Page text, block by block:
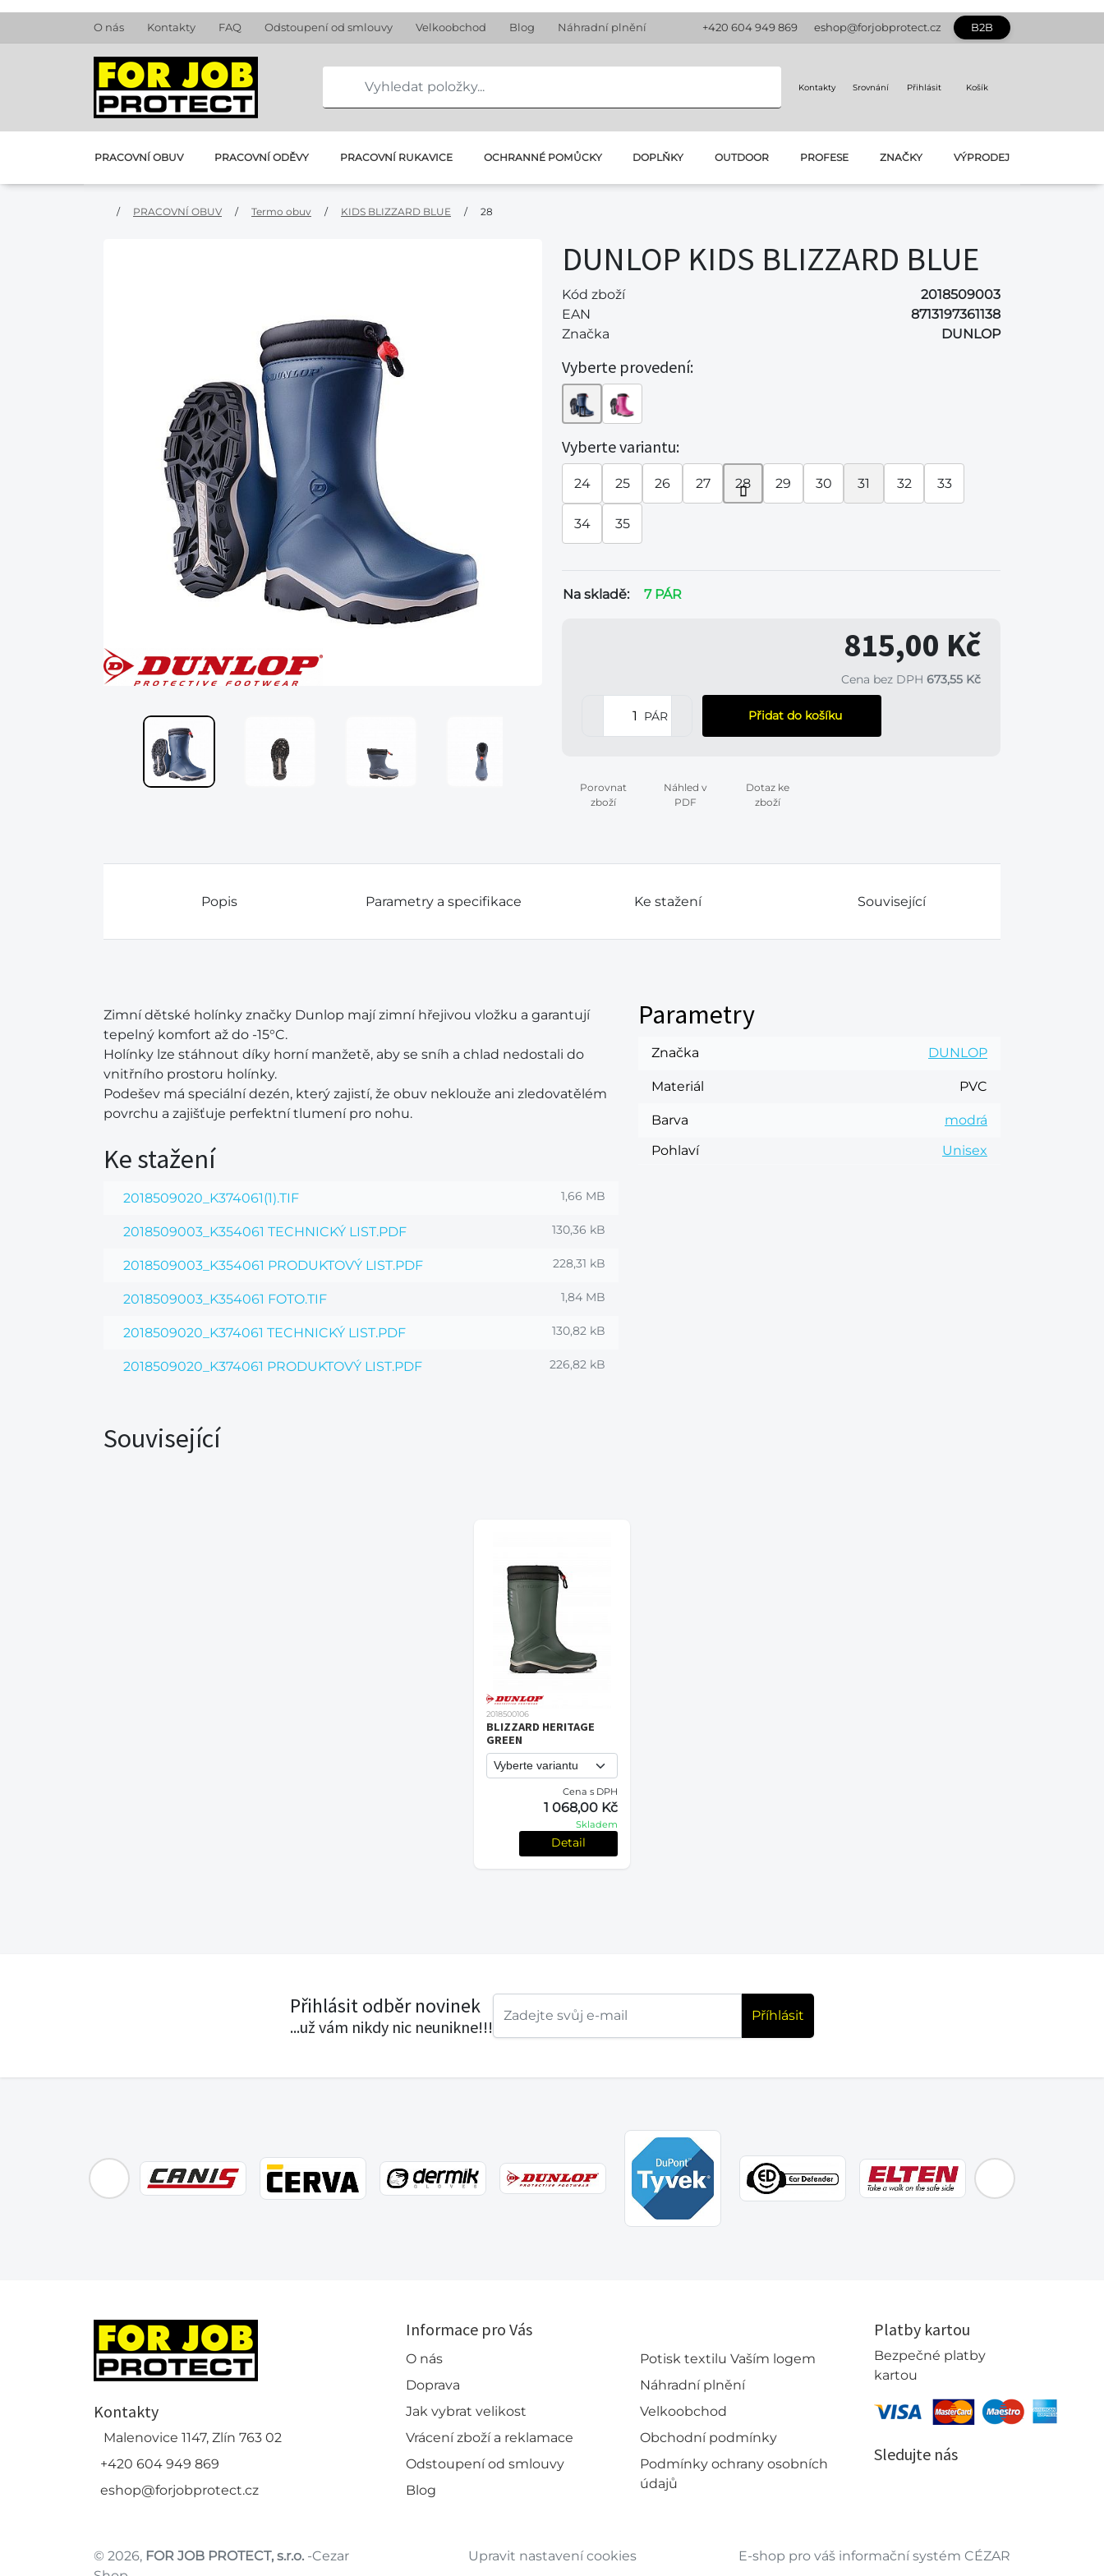
O nás Kontakty FAQ Odstoupení od smlouvy Velkoobchod Blog Náhradní plnění +420 604 949 869 eshop@forjobprotect.cz B2B
Kontakty Srovnání Přihlásit Košík
PRACOVNÍ OBUV PRACOVNÍ ODĚVY PRACOVNÍ RUKAVICE OCHRANNÉ POMŮCKY DOPLŇKY OUTDOOR PROFESE ZNAČKY VÝPRODEJ
/ PRACOVNÍ OBUV / Termo obuv / KIDS BLIZZARD BLUE / 28
DUNLOP KIDS BLIZZARD BLUE
Kód zboží
2018509003
EAN
8713197361138
Značka
DUNLOP
Vyberte provedení:
Vyberte variantu:
24 25 26 27 28 29 30 31 32 33
34 35
Na skladě: 7 PÁR
815,00 Kč
Cena bez DPH 673,55 Kč
PÁR Přidat do košíku
Porovnat
zboží
Náhled v
PDF
Dotaz ke
zboží
Popis Parametry a specifikace Ke stažení Související
Zimní dětské holínky značky Dunlop mají zimní hřejivou vložku a garantují
tepelný komfort až do -15°C.
Holínky lze stáhnout díky horní manžetě, aby se sníh a chlad nedostali do
vnitřního prostoru holínky.
Podešev má speciální dezén, který zajistí, že obuv neklouže ani zledovatělém
povrchu a zajišťuje perfektní tlumení pro nohu.
Ke stažení
2018509020_K374061(1).TIF 1,66 MB
2018509003_K354061 TECHNICKÝ LIST.PDF 130,36 kB
2018509003_K354061 PRODUKTOVÝ LIST.PDF 228,31 kB
2018509003_K354061 FOTO.TIF 1,84 MB
2018509020_K374061 TECHNICKÝ LIST.PDF 130,82 kB
2018509020_K374061 PRODUKTOVÝ LIST.PDF 226,82 kB
Parametry
Značka DUNLOP
Materiál PVC
Barva
modrá
Pohlaví
Unisex
Související
2018500106
BLIZZARD HERITAGE
GREEN
Cena s DPH
1 068,00 Kč
Skladem
Detail
Přihlásit odběr novinek
...už vám nikdy nic neunikne!!!
Příhlásit
EMOS
Kontakty
Malenovice 1147, Zlín 763 02
+420 604 949 869
eshop@forjobprotect.cz
Informace pro Vás
O nás
Doprava
Jak vybrat velikost
Vrácení zboží a reklamace
Odstoupení od smlouvy
Blog
Potisk textilu Vaším logem
Náhradní plnění
Velkoobchod
Obchodní podmínky
Podmínky ochrany osobních
údajů
Platby kartou
Bezpečné platby
kartou
Sledujte nás
© 2026, FOR JOB PROTECT, s.r.o. -Cezar
Upravit nastavení cookies E-shop pro váš informační systém CÉZAR